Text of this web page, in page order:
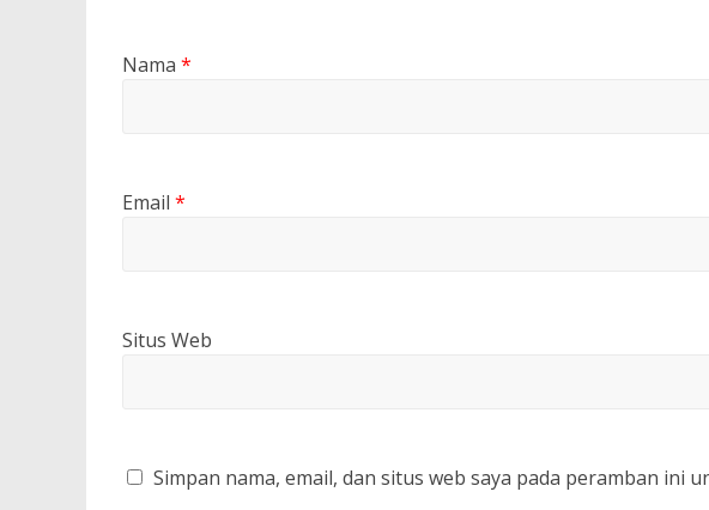
Nama *
Email *
Situs Web
Simpan nama, email, dan situs web saya pada peramban ini